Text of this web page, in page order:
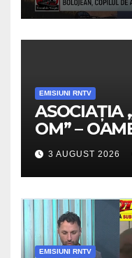
EMISIUNI RNTV
ASOCIAȚIA
OM” –
VALOARE
SECRETELE
/VIDEO
3 AUGUST 2026
EMISIUNI RNTV